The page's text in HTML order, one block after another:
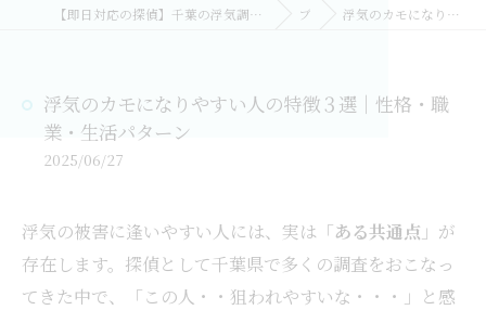
【即日対応の探偵】千葉の浮気調査｜相談無料・比較しておすすめ／総合探偵社シークレットシャドー 千葉オフィス ブログ 浮気のカモになりやすい人の特徴３選｜性格・職業・生活パターン
浮気のカモになりやすい人の特徴３選｜性格・職
業・生活パターン
2025/06/27
浮気の被害に逢いやすい人には、実は「ある共通点 」が
存在します。探偵として千葉県で多くの調査をおこなっ
てきた中で、「この人・・狙われやすいな・・・」と感